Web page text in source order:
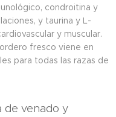
condroitina y
y taurina y L-
y muscular.
fresco viene en
para todas las razas de
de venado y